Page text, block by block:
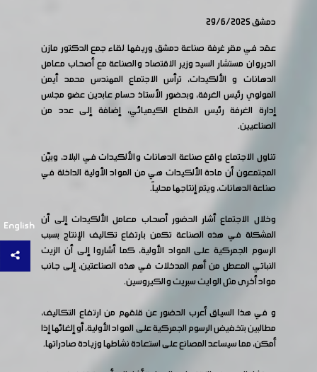
English
دمشق 29/6/2025
عقد في مقر غرفة صناعة دمشق وريفها لقاء جمع الدكتور مازن
الديروان مستشار السيد وزير الاقتصاد والصناعة مع أصحاب معامل
الدهانات و الألكيدات، ترأس الاجتماع المهندس محمد أيمن
المولوي رئيس الغرفة، وبحضور الأستاذ حسام عابدين عضو مجلس
إدارة الغرفة رئيس القطاع الكيميائي، إضافة إلى عدد من
الصناعيين.
تناول الاجتماع واقع صناعة الدهانات والألكيدات في البلاد، وبيّن
المجتمعون أن مادة الألكيدات هي من المواد الأولية الداخلة في
صناعة الدهانات، ويتم إنتاجها محلياً.
وخلال الاجتماع أشار الحضور أصحاب معامل الألكيدات إلى أن
المشكلة في هذه الصناعة تكمن بارتفاع تكاليف الإنتاج بسبب
الرسوم الجمركية على المواد الأولية، كما أشاروا إلى أن الزيت
النباتي المعطل من أهم المدخلات في هذه الصناعتين، إلى جانب
مواد أخرى مثل الوايت سبريت والكيروسين.
و في هذا السياق أعرب الحضور عن قلقهم من ارتفاع التكاليف،
مطالبين بتخفيض الرسوم الجمركية على المواد الأولية، أو إلغائها إذا
أمكن، مما سيساعد المصانع على استعادة نشاطها وزيادة صادراتها.